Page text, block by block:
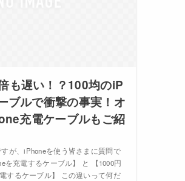
も遅い！？100均のiP
ブルで衝撃の事実！オ
充電ケーブルもご紹
が、iPhoneを使う皆さまに質問で
を充電するケーブル】 と 【1000円
するケーブル】 この違いって何だ